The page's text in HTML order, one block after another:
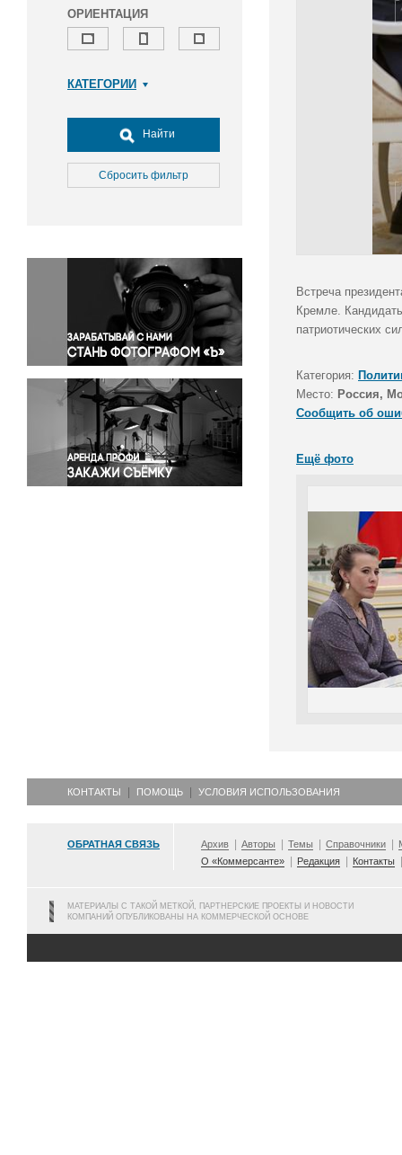
ОРИЕНТАЦИЯ
КАТЕГОРИИ
Досуг, туризм и отдых
Культура
Медицина
Окружающая среда
Политика
Правосудие
Происшествия и конфликты
Религия
Светская жизнь
Спорт
Экология
Экономика и бизнес
Найти
Сбросить фильтр
Встреча
Кремле.
патриотических
Категория:
Место: Россия,
Сообщить об
Ещё фото
КОНТАКТЫ ПОМОЩЬ УСЛОВИЯ ИСПОЛЬЗОВАНИЯ
ОБРАТНАЯ СВЯЗЬ Архив Авторы Темы Справочники
О «Коммерсанте»
Редакция Контакты
МАТЕРИАЛЫ С ТАКОЙ МЕТКОЙ, ПАРТНЕРСКИЕ ПРОЕКТЫ И НОВОСТИ
КОМПАНИЙ ОПУБЛИКОВАНЫ НА КОММЕРЧЕСКОЙ ОСНОВЕ